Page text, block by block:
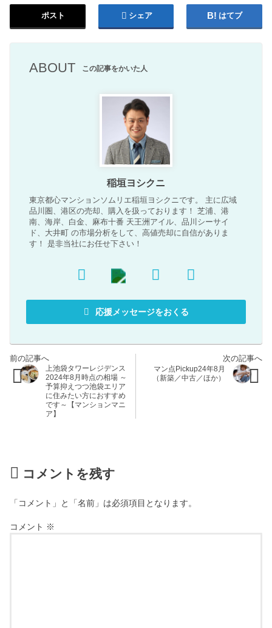
ポスト シェア はてブ
ABOUT この記事をかいた人
稲垣ヨシクニ
東京都心マンションソムリエ稲垣ヨシクニです。 主に広域
品川圏、港区の売却、購入を扱っております！ 芝浦、港
南、海岸、白金、麻布十番 天王洲アイル、品川シーサイ
ド、大井町 の市場分析をして、高値売却に自信がありま
す！ 是非当社にお任せ下さい！
応援メッセージをおくる
上池袋タワーレジデンス
2024年8月時点の相場 ～
予算抑えつつ池袋エリア
に住みたい方におすすめ
です～【マンションマニ
ア】
マン点Pickup24年8月
（新築／中古／ほか）
コメントを残す
「コメント」と「名前」は必須項目となります。
コメント ※